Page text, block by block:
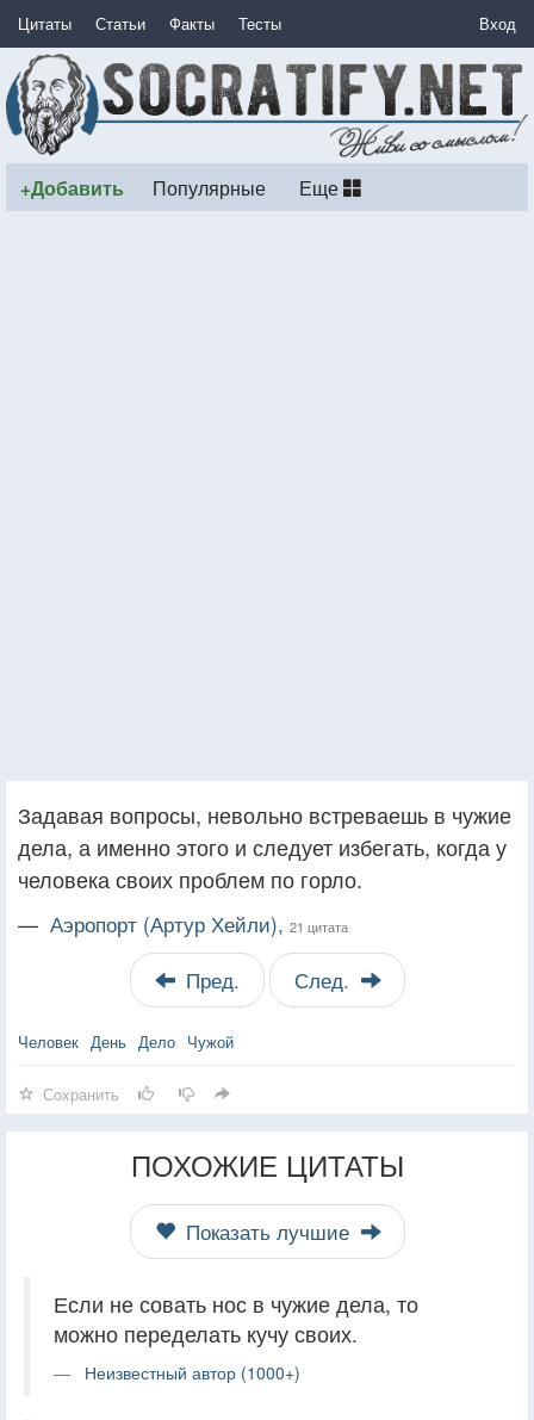
Цитаты Статьи Факты Тесты Вход
+Добавить Популярные Еще
Задавая вопросы, невольно встреваешь в чужие
дела, а именно этого и следует избегать, когда у
человека своих проблем по горло.
— Аэропорт (Артур Хейли), 21 цитата
Пред. След.
Человек День Дело Чужой
Сохранить
ПОХОЖИЕ ЦИТАТЫ
Показать лучшие
Если не совать нос в чужие дела, то
можно переделать кучу своих.
Неизвестный автор (1000+)